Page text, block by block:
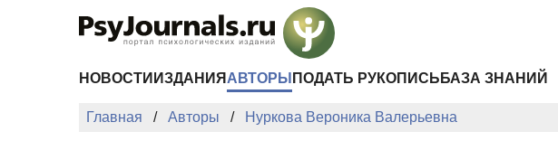
НОВОСТИ ИЗДАНИЯ АВТОРЫ ПОДАТЬ РУКОПИСЬ БАЗА ЗНАНИЙ
Главная Авторы Нуркова Вероника Валерьевна